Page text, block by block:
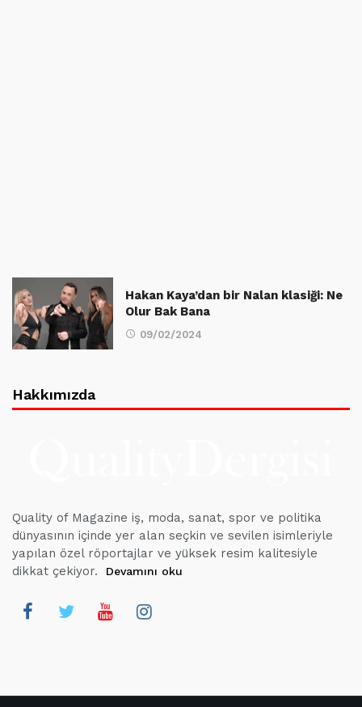
Hakan Kaya’dan bir Nalan klasiği: Ne
Olur Bak Bana
09/02/2024
Hakkımızda
Quality of Magazine iş, moda, sanat, spor ve politika
dünyasının içinde yer alan seçkin ve sevilen isimleriyle
yapılan özel röportajlar ve yüksek resim kalitesiyle
dikkat çekiyor.
Devamını oku